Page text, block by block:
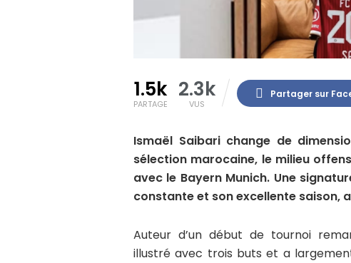
1.5k
PARTAGE
2.3k
VUS
Partager sur
Ismaël Saibari change de
sélection marocaine, le milieu
avec le Bayern Munich. Une
constante et son excellente saison,
Auteur d’un début de tournoi
illustré avec trois buts et a